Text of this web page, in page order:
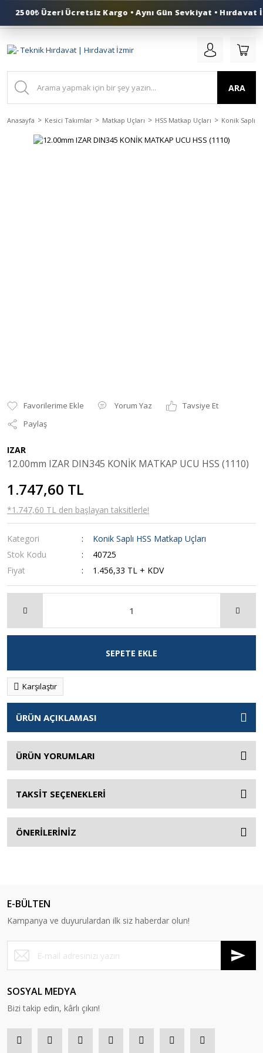
0 (553) 324 41 50
ARA
Anasayfa Kesici Takımlar Matkap Uçları HSS Matkap Uçları Konik Saplı
Yorum Yaz
Tavsiye Et
Paylaş
IZAR
12.00mm IZAR DIN345 KONİK MATKAP UCU HSS (1110)
1.747,60 TL
*1.747,60 TL den başlayan taksitlerle!
Kategori
Konik Saplı HSS Matkap Uçları
Stok Kodu
40725
Fiyat
1.456,33 TL + KDV
SEPETE EKLE
Karşılaştır
ÜRÜN AÇIKLAMASI
ÜRÜN YORUMLARI
TAKSİT SEÇENEKLERİ
ÖNERİLERİNİZ
E-BÜLTEN
Kampanya ve duyurulardan ilk siz haberdar olun!
SOSYAL MEDYA
Bizi takip edin, kârlı çıkın!
2500₺ Üzeri Ücretsiz Kargo • Aynı Gün Sevkiyat • Hırdavat